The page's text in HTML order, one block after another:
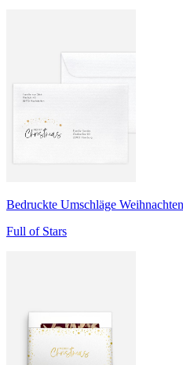
Bedruckte Umschläge Weihnachten
Full of Stars